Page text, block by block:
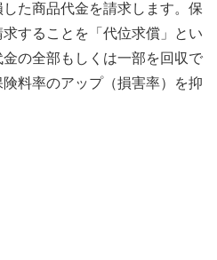
た商品代金を請求します。保
することを「代位求償」とい
の全部もしくは一部を回収で
料率のアップ（損害率）を抑